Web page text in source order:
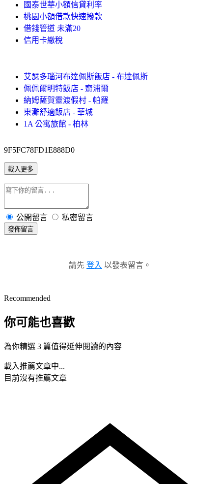
國泰世華小額信貸利率
桃園小額借款快速撥款
借錢管道 未滿20
信用卡繳稅
艾瑟多瑙河布達佩斯飯店 - 布達佩斯
佩佩爾明特飯店 - 齋浦爾
納姆薩賀靈渡假村 - 帕羅
東灘舒適飯店 - 華城
1A 公寓旅館 - 柏林
9F5FC78FD1E888D0
載入更多
公開留言 私密留言
發佈留言
請先 登入 以發表留言。
Recommended
你可能也喜歡
為你精選 3 篇值得延伸閱讀的內容
載入推薦文章中...
目前沒有推薦文章